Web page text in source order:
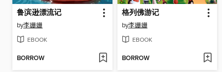
鲁滨逊漂流记
by李姗姗
EBOOK
BORROW
格列佛游记
by李姗姗
EBOOK
BORROW